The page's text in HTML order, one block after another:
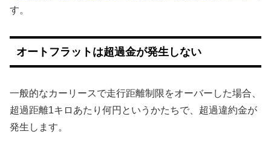
す。
オートフラットは超過金が発生しない
一般的なカーリースで走行距離制限をオーバーした場合、
超過距離1キロあたり何円というかたちで、超過違約金が
発生します。